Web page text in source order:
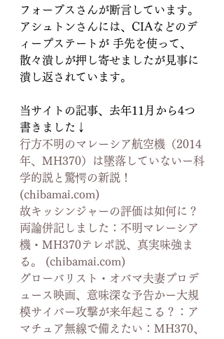
フォーブスさんが断言しています。
アシュトンさんには、CIAなどのデ
ィープステートが 手先を使って、
散々潰しが押し寄せましたが見事に
潰し返されています。
当サイトの記事、去年11月から4つ
書きました↓
行方不明のマレーシア航空機（2014
年、MH370）は墜落していないー科
学的説と驚愕の新説！
(chibamai.com)
故キッシンジャーの評価は如何に？
両論併記しました：不明マレーシア
機・MH370テレポ説、真実味強ま
る。 (chibamai.com)
グローバリスト・オバマ夫妻プロデ
ュース映画、意味深な予告かー大規
模サイバー攻撃が来年起こる？：ア
マチュア無線で備えたい：MH370、